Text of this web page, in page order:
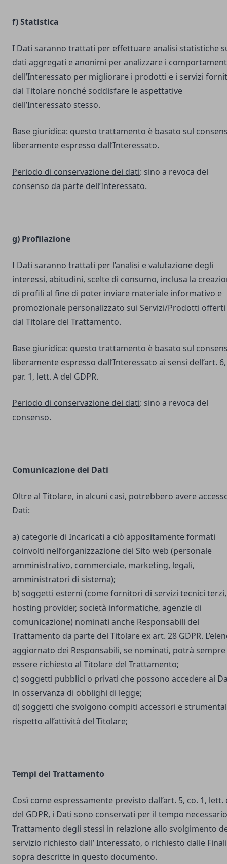
f) Statistica
I Dati saranno trattati per effettuare analisi statistiche
dati aggregati e anonimi per analizzare i
dell’Interessato per migliorare i prodotti e i servizi
dal Titolare nonché soddisfare le aspettative
dell’Interessato stesso.
Base giuridica: questo trattamento è basato sul
liberamente espresso dall’Interessato.
Periodo di conservazione dei dati: sino a revoca del
consenso da parte dell’Interessato.
g) Profilazione
I Dati saranno trattati per l’analisi e valutazione degli
interessi, abitudini, scelte di consumo, inclusa la
di profili al fine di poter inviare materiale informativo e
promozionale personalizzato sui Servizi/Prodotti offerti
dal Titolare del Trattamento.
Base giuridica: questo trattamento è basato sul
liberamente espresso dall’Interessato ai sensi dell’art. 6,
par. 1, lett. A del GDPR.
Periodo di conservazione dei dati: sino a revoca del
consenso.
Comunicazione dei Dati
Oltre al Titolare, in alcuni casi, potrebbero avere
Dati:
a) categorie di Incaricati a ciò appositamente formati
coinvolti nell’organizzazione del Sito web (personale
amministrativo, commerciale, marketing, legali,
amministratori di sistema);
b) soggetti esterni (come fornitori di servizi tecnici terzi,
hosting provider, società informatiche, agenzie di
comunicazione) nominati anche Responsabili del
Trattamento da parte del Titolare ex art. 28 GDPR.
aggiornato dei Responsabili, se nominati, potrà sempre
essere richiesto al Titolare del Trattamento;
c) soggetti pubblici o privati che possono accedere ai
in osservanza di obblighi di legge;
d) soggetti che svolgono compiti accessori e
rispetto all’attività del Titolare;
Tempi del Trattamento
Così come espressamente previsto dall’art. 5, co. 1, lett.
del GDPR, i Dati sono conservati per il tempo
Trattamento degli stessi in relazione allo svolgimento
servizio richiesto dall’ Interessato, o richiesto dalle
sopra descritte in questo documento.